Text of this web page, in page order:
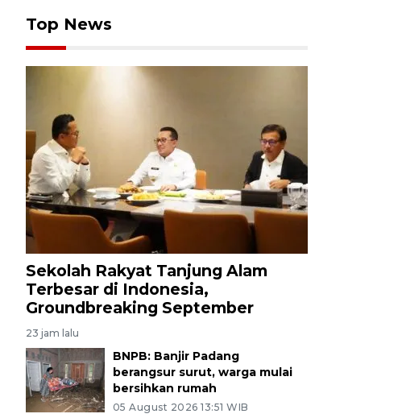
Top News
Sekolah Rakyat Tanjung Alam
Terbesar di Indonesia,
Groundbreaking September
23 jam lalu
BNPB: Banjir Padang
berangsur surut, warga mulai
bersihkan rumah
05 August 2026 13:51 WIB